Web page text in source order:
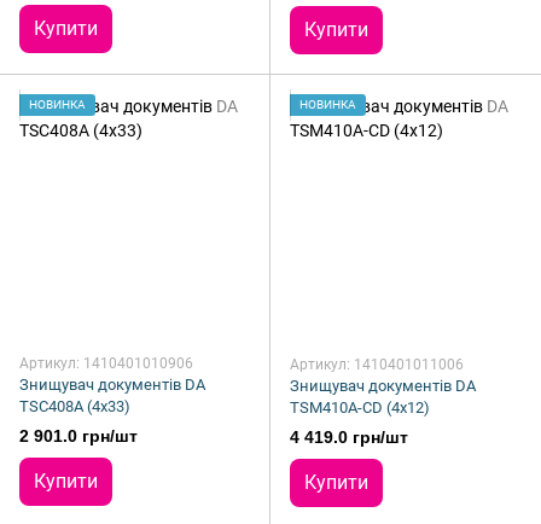
Купити Купити
НОВИНКА
Артикул: 1410401010906
Знищувач документів DA
TSC408A (4х33)
2 901.0 грн/шт
Купити
НОВИНКА
Артикул: 1410401011006
Знищувач документів DA
TSM410A-CD (4х12)
4 419.0 грн/шт
Купити